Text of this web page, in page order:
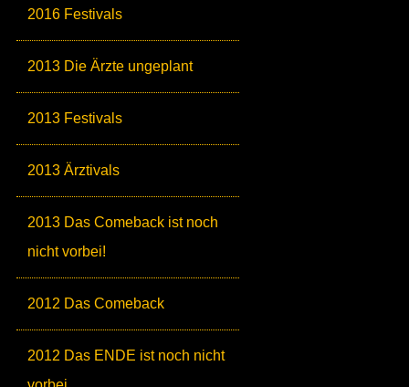
2016 Festivals
2013 Die Ärzte ungeplant
2013 Festivals
2013 Ärztivals
2013 Das Comeback ist noch
nicht vorbei!
2012 Das Comeback
2012 Das ENDE ist noch nicht